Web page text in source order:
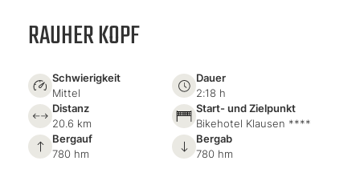
RAUHER KOPF
Schwierigkeit
Mittel
Dauer
2:18 h
Distanz
20.6 km
Start- und Zielpunkt
Bikehotel Klausen ****
Bergauf
780 hm
Bergab
780 hm